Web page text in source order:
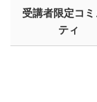
受講者限定コミ
ティ